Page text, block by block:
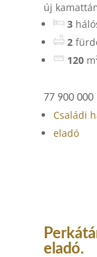
új
3
2
120
77 900 000
Családi
eladó
eladó.